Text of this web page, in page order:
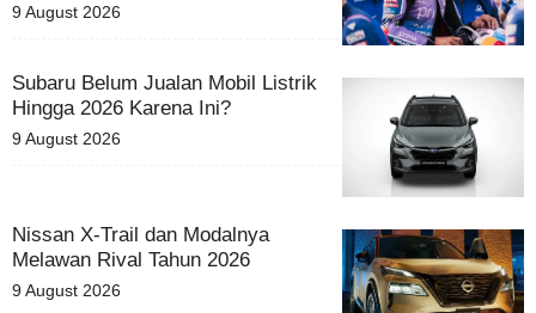
9 August 2026
Subaru Belum Jualan Mobil Listrik
Hingga 2026 Karena Ini?
9 August 2026
Nissan X-Trail dan Modalnya
Melawan Rival Tahun 2026
9 August 2026